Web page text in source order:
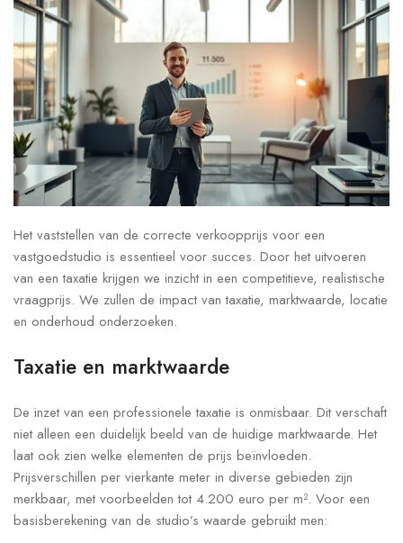
Het vaststellen van de correcte verkoopprijs voor een
vastgoedstudio is essentieel voor succes. Door het uitvoeren
van een taxatie krijgen we inzicht in een competitieve, realistische
vraagprijs. We zullen de impact van taxatie, marktwaarde, locatie
en onderhoud onderzoeken.
Taxatie en marktwaarde
De inzet van een professionele taxatie is onmisbaar. Dit verschaft
niet alleen een duidelijk beeld van de huidige marktwaarde. Het
laat ook zien welke elementen de prijs beïnvloeden.
Prijsverschillen per vierkante meter in diverse gebieden zijn
merkbaar, met voorbeelden tot 4.200 euro per m². Voor een
basisberekening van de studio’s waarde gebruikt men: